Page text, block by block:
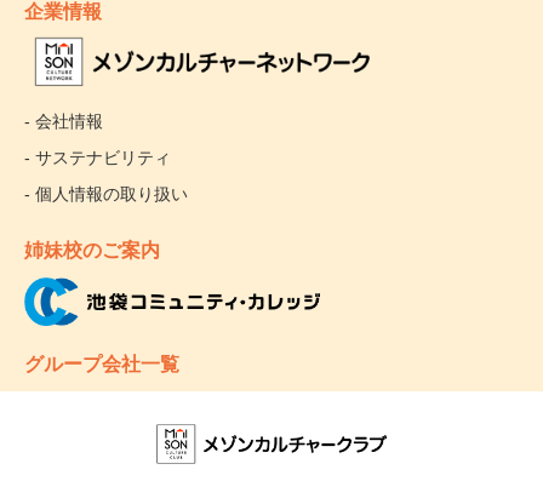
企業情報
- 会社情報
- サステナビリティ
- 個人情報の取り扱い
姉妹校のご案内
グループ会社一覧